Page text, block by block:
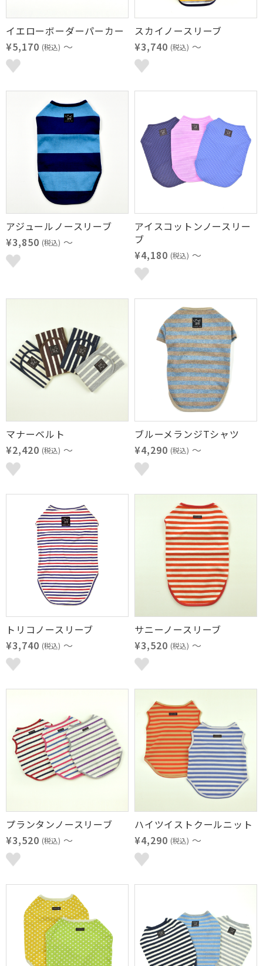
イエローボーダーパーカー
¥5,170 (税込) ～
スカイノースリーブ
¥3,740 (税込) ～
アジュールノースリーブ
¥3,850 (税込) ～
アイスコットンノースリー
ブ
¥4,180 (税込) ～
マナーベルト
¥2,420 (税込) ～
ブルーメランジTシャツ
¥4,290 (税込) ～
トリコノースリーブ
¥3,740 (税込) ～
サニーノースリーブ
¥3,520 (税込) ～
プランタンノースリーブ
¥3,520 (税込) ～
ハイツイストクールニット
¥4,290 (税込) ～